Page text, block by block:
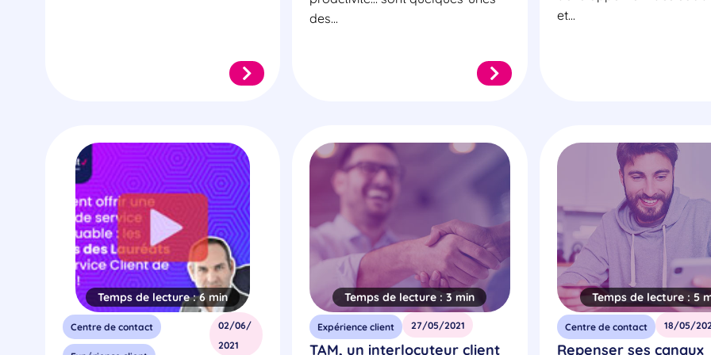
des...
et...
Temps de lecture :6 min
Centre de contact
02/06/
2021
Temps de lecture :3 min
Expérience client 27/05/2021
TAM, un interlocuteur client
Temps de lecture : 5
Centre de contact 18/05/
Repenser ses canaux